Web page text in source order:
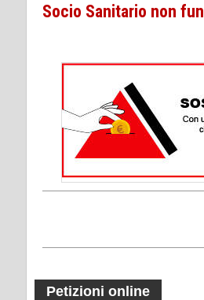
Socio Sanitario non
Petizioni online